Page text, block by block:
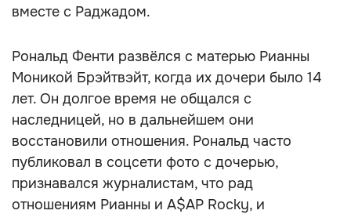
вместе с Раджадом.
Рональд Фенти развёлся с матерью Рианны
Моникой Брэйтвэйт, когда их дочери было 14
лет. Он долгое время не общался с
наследницей, но в дальнейшем они
восстановили отношения. Рональд часто
публиковал в соцсети фото с дочерью,
признавался журналистам, что рад
отношениям Рианны и A$AP Rocky, и